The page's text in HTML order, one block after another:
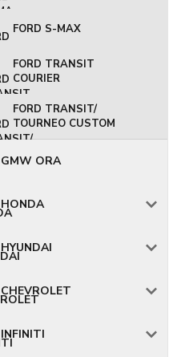
FORD S-MAX
FORD TRANSIT
COURIER
FORD TRANSIT/
TOURNEO CUSTOM
GMW ORA
HONDA
HYUNDAI
CHEVROLET
INFINITI